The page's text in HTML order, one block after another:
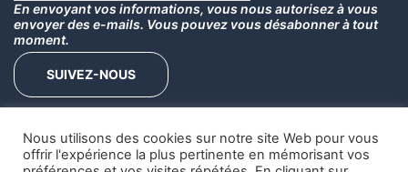
En envoyant vos informations, vous nous autorisez à vous
envoyer des e-mails. Vous pouvez vous désabonner à tout
moment.
SUIVEZ-NOUS
Nous utilisons des cookies sur notre site Web pour vous
offrir l'expérience la plus pertinente en mémorisant vos